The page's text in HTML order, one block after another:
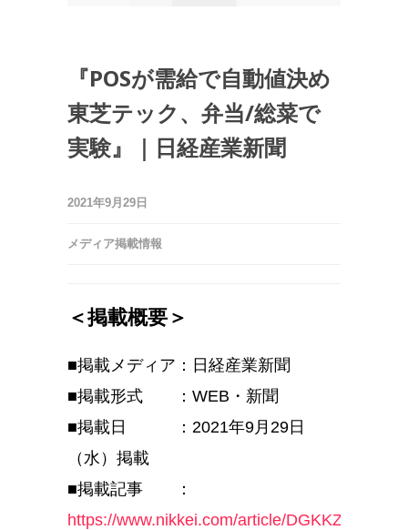
『POSが需給で自動値決め
東芝テック、弁当/総菜で
実験』｜日経産業新聞
2021年9月29日
メディア掲載情報
＜掲載概要＞
■掲載メディア：日経産業新聞
■掲載形式 ： WEB・新聞
■掲載日 ： 2021年9 月29日
（水）掲載
■掲載記事 ：
https://www.nikkei.com/article/